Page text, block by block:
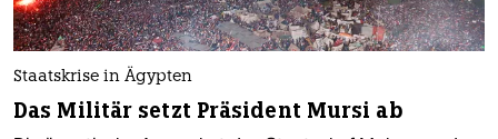
Staatskrise in Ägypten
Das Militär setzt Präsident Mursi ab